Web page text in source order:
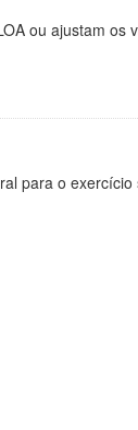
ou ajustam os
para o exercício